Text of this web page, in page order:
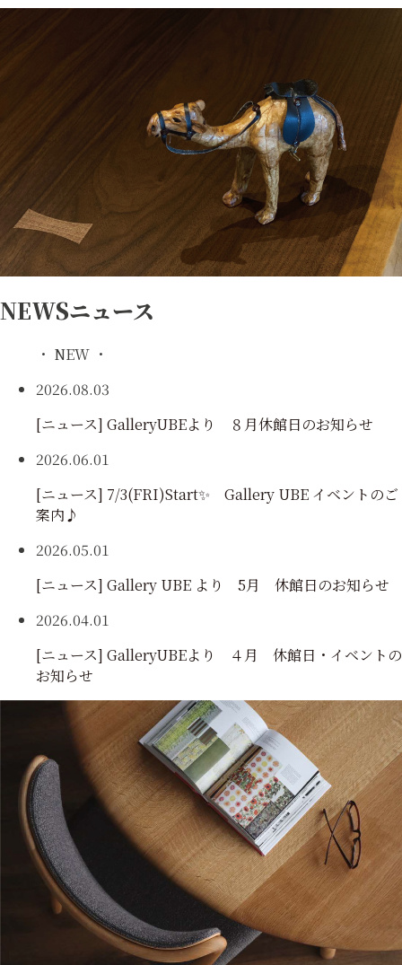
NEWSニュース
・ NEW ・
2026.08.03
[ニュース] GalleryUBEより ８月休館日のお知らせ
2026.06.01
[ニュース] 7/3(FRI)Start✨ Gallery UBE イベントのご
案内♪
2026.05.01
[ニュース] Gallery UBE より 5月 休館日のお知らせ
2026.04.01
[ニュース] GalleryUBEより ４月 休館日・イベントの
お知らせ